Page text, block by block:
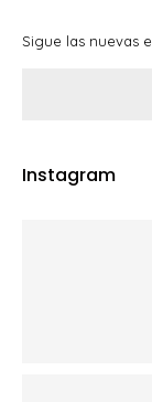
Sigue las nuevas
Instagram